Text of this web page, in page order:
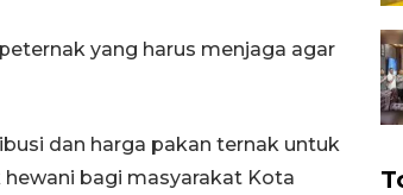
yang harus menjaga agar
dan harga pakan ternak untuk
bagi masyarakat Kota